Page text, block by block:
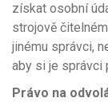
získat osobní
strojově
jinému správci,
aby si je správci
Právo na